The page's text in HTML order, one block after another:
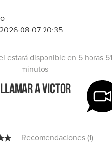
2026-08-07 20:35
estará disponible en 5 horas 51
minutos
llamar a Victor
Recomendaciones (1)